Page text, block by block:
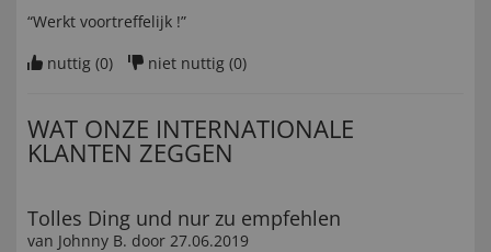
“Werkt voortreffelijk !”
nuttig (0) niet nuttig (0)
WAT ONZE INTERNATIONALE
KLANTEN ZEGGEN
Tolles Ding und nur zu empfehlen
van Johnny B. door 27.06.2019